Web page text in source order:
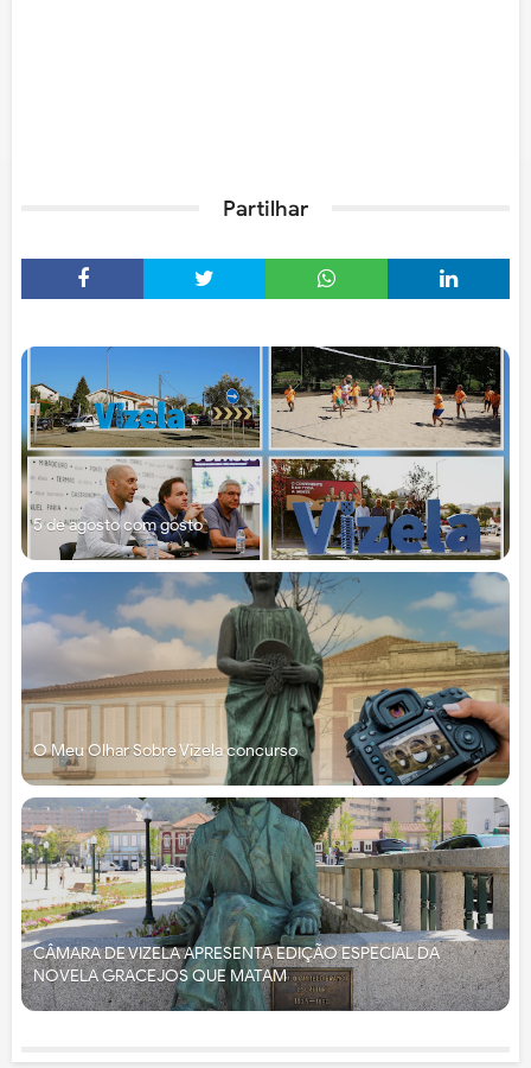
Partilhar
5 de agosto com gosto
O Meu Olhar Sobre Vizela concurso
CÂMARA DE VIZELA APRESENTA EDIÇÃO ESPECIAL DA
NOVELA GRACEJOS QUE MATAM